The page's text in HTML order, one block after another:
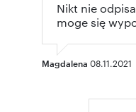
Nikt nie
moge się
Magdalena 08.11.2021